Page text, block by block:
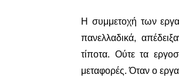
Η συμμετοχή των
πανελλαδικά,
τίποτα. Ούτε τα
μεταφορές. Όταν ο